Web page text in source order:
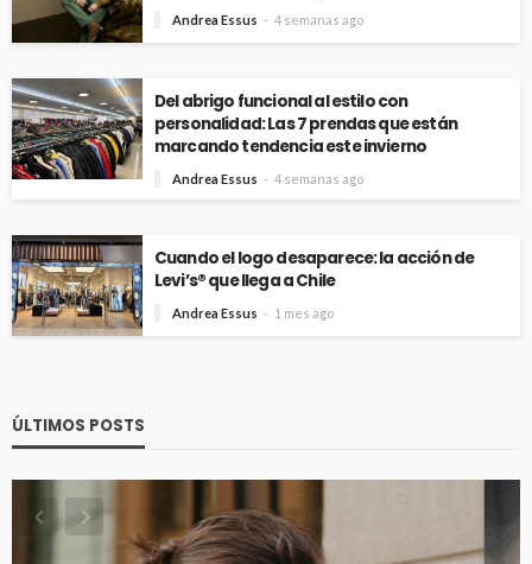
Andrea Essus 4 semanas ago
Del abrigo funcional al estilo con
personalidad: Las 7 prendas que están
marcando tendencia este invierno
Andrea Essus 4 semanas ago
Cuando el logo desaparece: la acción de
Levi’s® que llega a Chile
Andrea Essus 1 mes ago
ÚLTIMOS POSTS